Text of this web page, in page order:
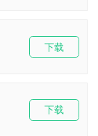
下载
下载